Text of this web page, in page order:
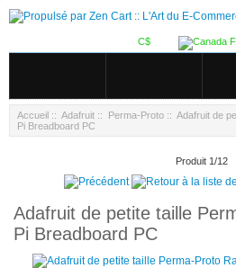
C$
Accueil :: Adafruit :: Perma-Proto :: Adafruit de
Pi Breadboard PC
Produit 1/12
Adafruit de petite taille
Pi Breadboard PC